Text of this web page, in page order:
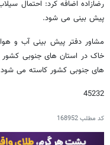
رضازاده اضافه کرد: احتمال
پیش بینی می شود.
مشاور دفتر پیش بینی آب و
خاک در استان های جنوبی کشور
های جنوبی کشور کاسته می
45232
کد مطلب168952